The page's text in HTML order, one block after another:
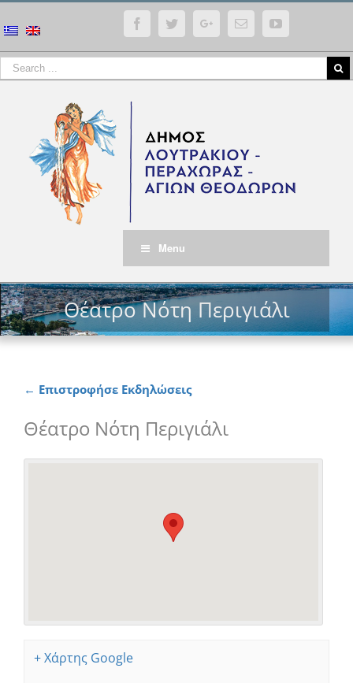
FacebookTwitterGoogle+Email YouTube
Menu
Θέατρο Νότη Περιγιάλι
← Επιστροφήσε Εκδηλώσεις
Θέατρο Νότη Περιγιάλι
+ Χάρτης Google